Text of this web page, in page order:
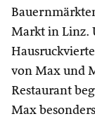
Markt in Linz.
von Max und
Restaurant
Max